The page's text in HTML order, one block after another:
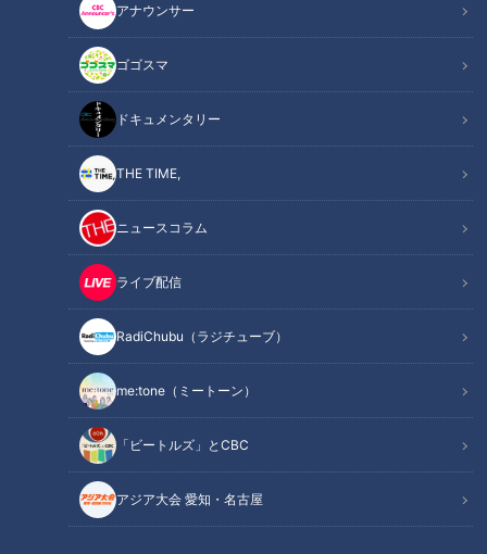
アナウンサー
ゴゴスマ
ドキュメンタリー
THE TIME,
ニュースコラム
ライブ配信
RadiChubu（ラジチューブ）
me:tone（ミートーン）
「ビートルズ」とCBC
アジア大会 愛知・名古屋
記事に戻る
この記事を見たあなたへのおすすめ
朝採りレタスが160円！？激安
すぎる野菜の秘密は？「ヴィソ
ン」の人気店を調査！
ー」に聞く洗い方、干し方のコ